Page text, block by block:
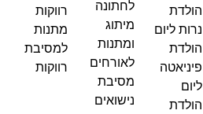
הולדת
נרות ליום
הולדת
פיניאטה
ליום
הולדת
לחתונה
מיתוג
ומתנות
לאורחים
מסיבת
נישואים
רווקות
מתנות
למסיבת
רווקות